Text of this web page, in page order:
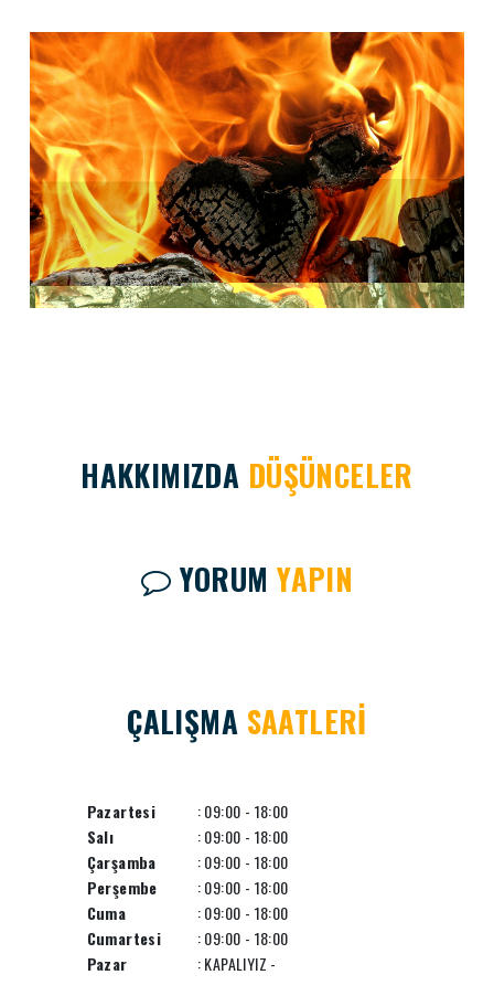
HAKKIMIZDA DÜŞÜNCELER
YORUMYAPIN
ÇALIŞMA SAATLERİ
Pazartesi
: 09:00 - 18:00
Salı
: 09:00 - 18:00
Çarşamba
: 09:00 - 18:00
Perşembe
: 09:00 - 18:00
Cuma
: 09:00 - 18:00
Cumartesi
: 09:00 - 18:00
Pazar
: KAPALIYIZ -